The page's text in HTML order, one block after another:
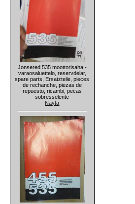
Jonsered 535 moottorisaha -
varaosaluettelo, reservdelar,
spare parts, Ersatzteile, pieces
de rechanche, piezas de
repuesto, ricambi, pecas
sobresselente
Näytä